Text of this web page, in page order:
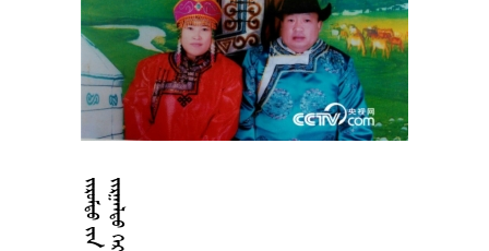


























